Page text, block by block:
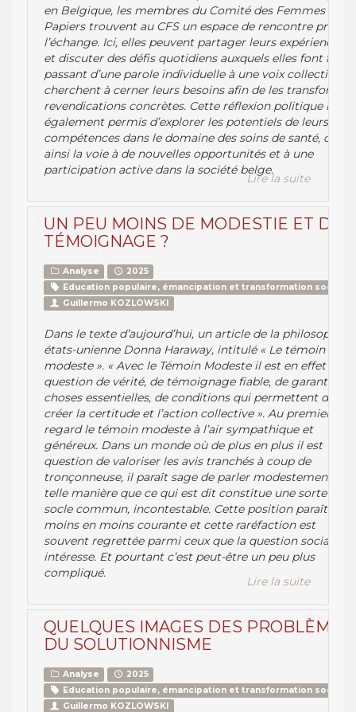
en Belgique, les membres du Comité des Femmes
Papiers trouvent au CFS un espace de rencontre
l’échange. Ici, elles peuvent partager leurs expériences
et discuter des défis quotidiens auxquels elles font face.
passant d’une parole individuelle à une voix collective,
cherchent à cerner leurs besoins afin de les transformer
revendications concrètes. Cette réflexion politique leur a
également permis d’explorer les potentiels de leurs
compétences dans le domaine des soins de santé,
ainsi la voie à de nouvelles opportunités et à une
participation active dans la société belge.
Lire la suite
UN PEU MOINS DE MODESTIE ET DE
TÉMOIGNAGE ?
Analyse
2025
Education populaire, émancipation et transformation sociale
Guillermo KOZLOWSKI
Dans le texte d’aujourd’hui, un article de la philosophe
états-unienne Donna Haraway, intitulé « Le témoin
modeste ». « Avec le Témoin Modeste il est en effet
question de vérité, de témoignage fiable, de garantie de
choses essentielles, de conditions qui permettent de
créer la certitude et l’action collective ». Au premier
regard le témoin modeste à l’air sympathique et
généreux. Dans un monde où de plus en plus il est
question de valoriser les avis tranchés à coup de
tronçonneuse, il paraît sage de parler modestement de
telle manière que ce qui est dit constitue une sorte de
socle commun, incontestable. Cette position paraît de
moins en moins courante et cette raréfaction est
souvent regrettée parmi ceux que la question sociale
intéresse. Et pourtant c’est peut-être un peu plus
compliqué.
Lire la suite
QUELQUES IMAGES DES PROBLÈMES
DU SOLUTIONNISME
Analyse
2025
Education populaire, émancipation et transformation sociale
Guillermo KOZLOWSKI